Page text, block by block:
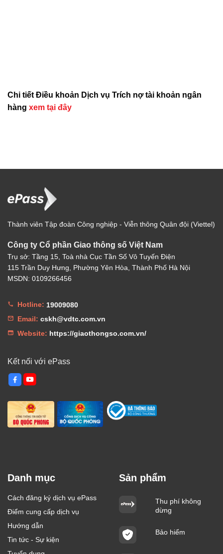
Chi tiết Điều khoản Dịch vụ Trích nợ tài khoản ngân
hàng xem tại đây
Thành viên Tập đoàn Công nghiệp - Viễn thông Quân đội (Viettel)
Công ty Cổ phần Giao thông số Việt Nam
Trụ sở: Tầng 15, Toà nhà Cục Tần Số Vô Tuyến Điện
115 Trần Duy Hưng, Phường Yên Hòa, Thành Phố Hà Nội
MSDN: 0109266456
Hotline: 19009080
Email: cskh@vdtc.com.vn
Website: https://giaothongso.com.vn/
Kết nối với ePass
Danh mục
Cách đăng ký dịch vụ ePass
Điểm cung cấp dịch vụ
Hướng dẫn
Tin tức - Sự kiện
Sản phẩm
Thu phí không
dừng
Bảo hiểm